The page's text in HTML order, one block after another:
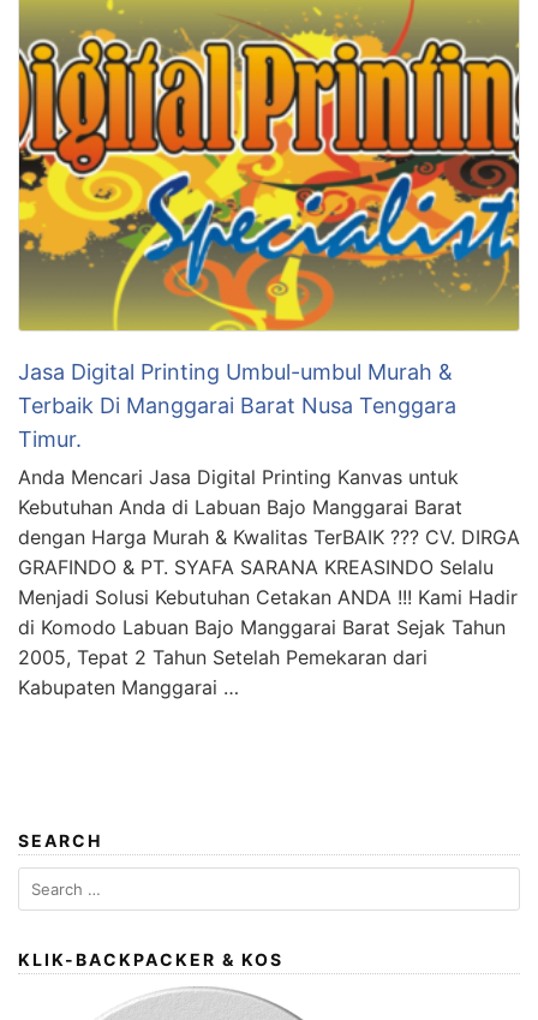
Jasa Digital Printing Umbul-umbul Murah &
Terbaik Di Manggarai Barat Nusa Tenggara
Timur.
Anda Mencari Jasa Digital Printing Kanvas untuk
Kebutuhan Anda di Labuan Bajo Manggarai Barat
dengan Harga Murah & Kwalitas TerBAIK ??? CV. DIRGA
GRAFINDO & PT. SYAFA SARANA KREASINDO Selalu
Menjadi Solusi Kebutuhan Cetakan ANDA !!! Kami Hadir
di Komodo Labuan Bajo Manggarai Barat Sejak Tahun
2005, Tepat 2 Tahun Setelah Pemekaran dari
Kabupaten Manggarai …
SEARCH
Search
for:
KLIK-BACKPACKER & KOS